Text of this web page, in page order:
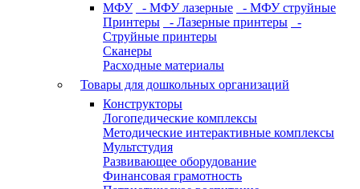
МФУ
- МФУ лазерные
- МФУ струйные
Принтеры
- Лазерные принтеры
-
Струйные принтеры
Сканеры
Расходные материалы
Товары для дошкольных организаций
Конструкторы
Логопедические комплексы
Методические интерактивные комплексы
Мультстудия
Развивающее оборудование
Финансовая грамотность